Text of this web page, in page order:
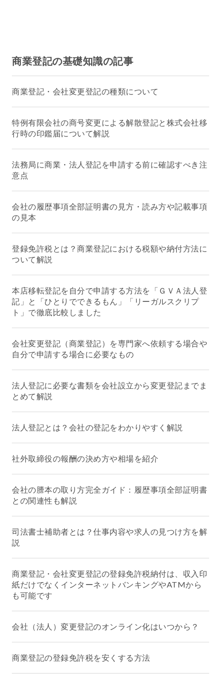
商業登記の基礎知識の記事
商業登記・会社変更登記の種類について
特例有限会社の商号変更による解散登記と株式会社移
行時の印鑑届について解説
法務局に商業・法人登記を申請する前に確認すべき注
意点
会社の履歴事項全部証明書の見方・読み方や記載事項
の見本
登録免許税とは？商業登記における税額や納付方法に
ついて解説
本店移転登記を自分で申請する方法を「ＧＶＡ法人登
記」と「ひとりでできるもん」「リーガルスクリプ
ト」で徹底比較しました
会社変更登記（商業登記）を専門家へ依頼する場合や
自分で申請する場合に必要なもの
法人登記に必要な書類を会社設立から変更登記までま
とめて解説
法人登記とは？会社の登記をわかりやすく解説
社外取締役の報酬の決め方や相場を紹介
会社の謄本の取り方完全ガイド：履歴事項全部証明書
との関連性も解説
司法書士補助者とは？仕事内容や求人の見つけ方を解
説
商業登記・会社変更登記の登録免許税納付は、収入印
紙だけでなくインターネットバンキングやATMから
も可能です
会社（法人）変更登記のオンライン化はいつから？
商業登記の登録免許税を安くする方法